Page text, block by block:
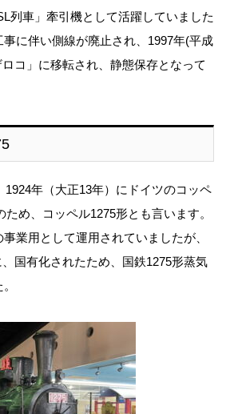
列車」牽引機として活躍していました
に伴い側線が廃止され、1997年(平成
コ」に移転され、静態保存となって
1924年（大正13年）にドイツのコッペ
ため、コッペル1275形とも言います。
業用として運用されていましたが、
国有化されたため、国鉄1275形蒸気